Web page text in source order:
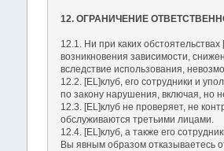
12. ОГРАНИЧЕНИЕ
12.1. Ни при каких
возникновения зависимости,
вследствие использования,
12.2. [EL]клуб, его сотрудники и
по закону нарушения, включая, но
12.3. [EL]клуб не проверяет, не
обслуживаются третьими лицами.
12.4. [EL]клуб, а также его
Вы явным образом отказываетесь